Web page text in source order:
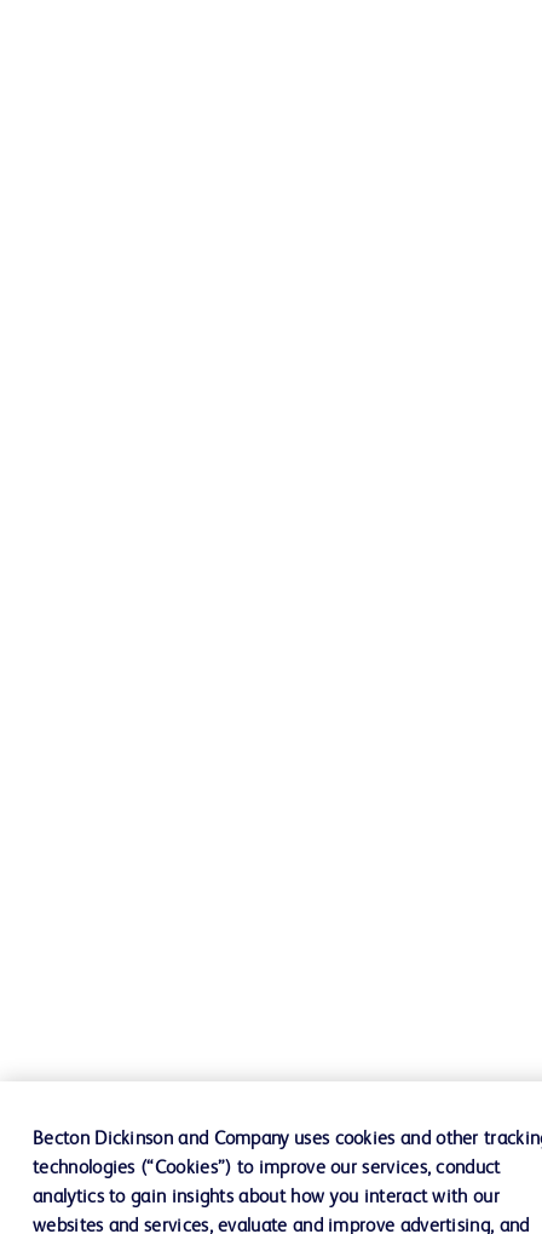
Becton Dickinson and Company uses cookies and other
technologies (“Cookies”) to improve our services, conduct
analytics to gain insights about how you interact with our
websites and services, evaluate and improve advertising, and